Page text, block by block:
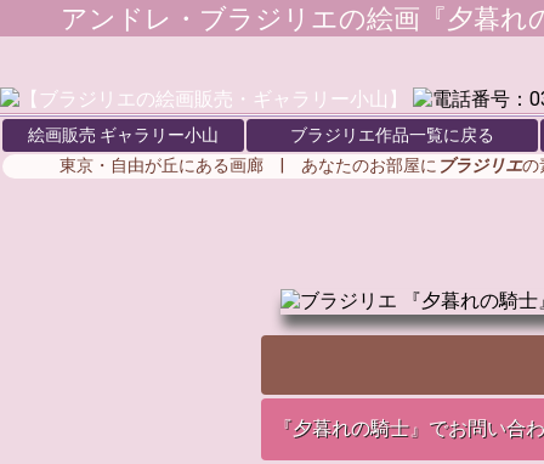
アンドレ・ブラジリエの絵画『夕暮れ
絵画販売 ギャラリー小山
ブラジリエ作品一覧に戻る
東京・自由が丘にある画廊 | あなたのお部屋に ブラジリエの
『夕暮れの騎士』でお問い合